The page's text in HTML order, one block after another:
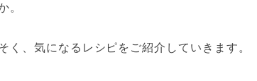
。
く、気になるレシピをご紹介していきます。